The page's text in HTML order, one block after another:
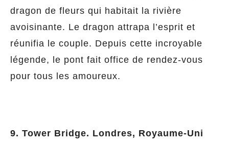
dragon de fleurs qui habitait la rivière
avoisinante. Le dragon attrapa l’esprit et
réunifia le couple. Depuis cette incroyable
légende, le pont fait office de rendez-vous
pour tous les amoureux.
9. Tower Bridge. Londres, Royaume-Uni